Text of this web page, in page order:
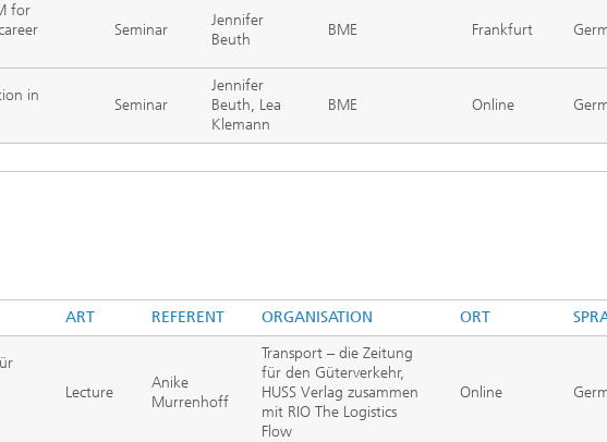
for
Seminar
Jennifer
Beuth
BME Frankfurt
in
Seminar
Jennifer
Beuth, Lea
Klemann
BME Online
ART REFERENT ORGANISATION ORT
Lecture
Anike
Murrenhoff
Transport – die Zeitung
für den Güterverkehr,
HUSS Verlag zusammen
mit RIO The Logistics
Flow
Online